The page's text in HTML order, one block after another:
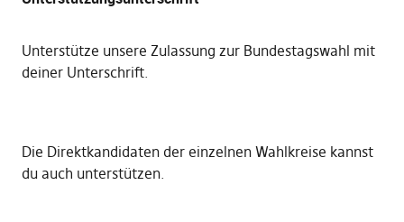
Unterstütze unsere Zulassung zur Bundestagswahl mit
deiner Unterschrift.
Die Direktkandidaten der einzelnen Wahlkreise kannst
du auch unterstützen.